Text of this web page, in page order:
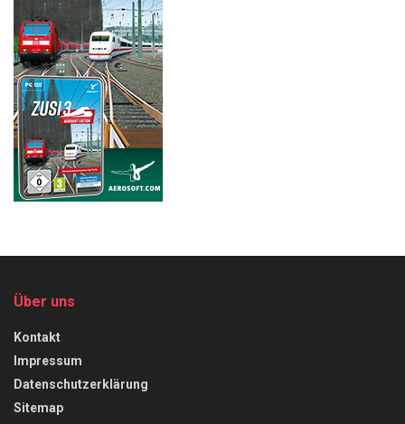
Über uns
Kontakt
Impressum
Datenschutzerklärung
Sitemap